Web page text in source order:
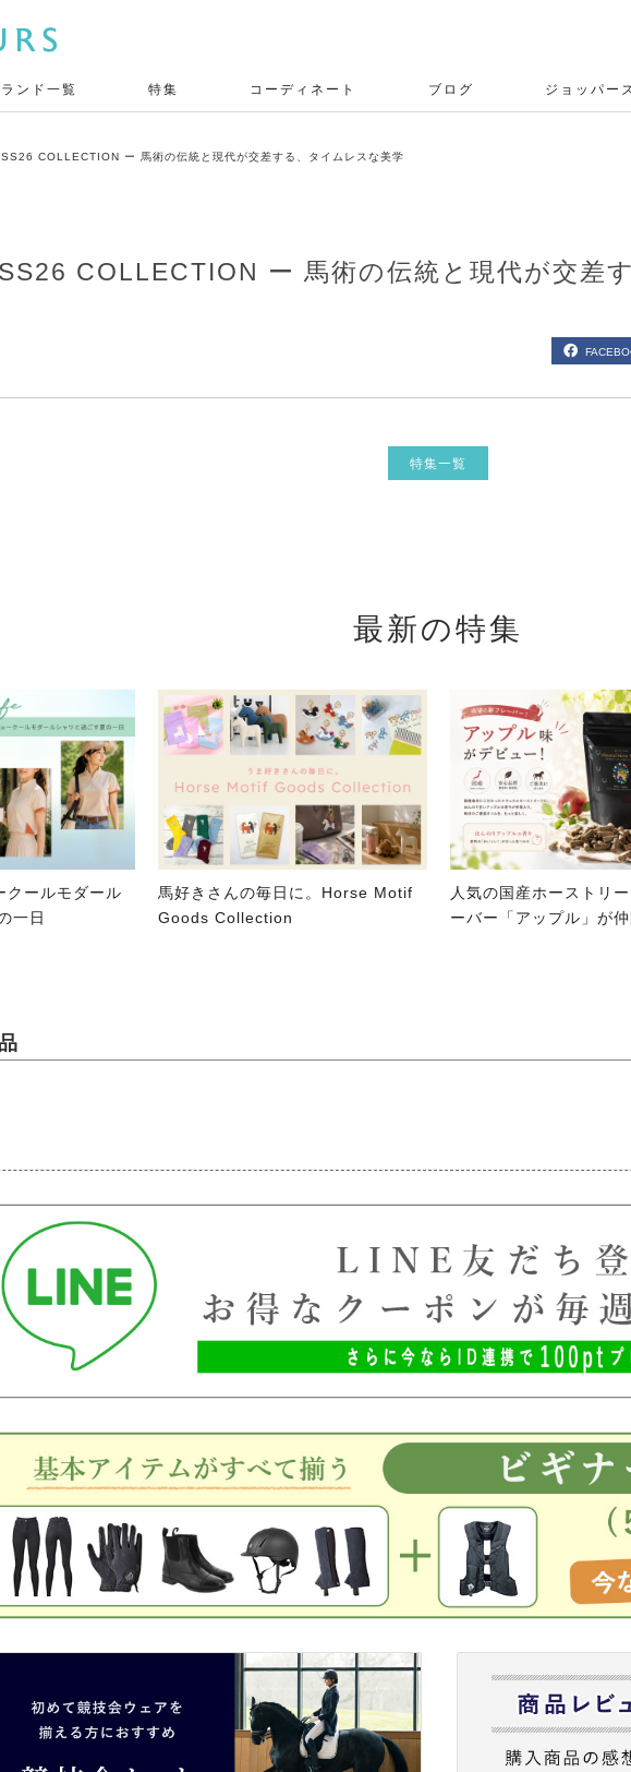
ンド一覧 特集 コーディネート ブログ ジョッパー
COLLECTION ー 馬術の伝統と現代が交差する、タイムレスな美学
COLLECTION ー 馬術の伝統と現代が交差
特集一覧
最新の特集
ールモダール
一日
馬好きさんの毎日に。Horse Motif
Goods Collection
人気の国産ホーストリ
ーバー「アップル」が仲